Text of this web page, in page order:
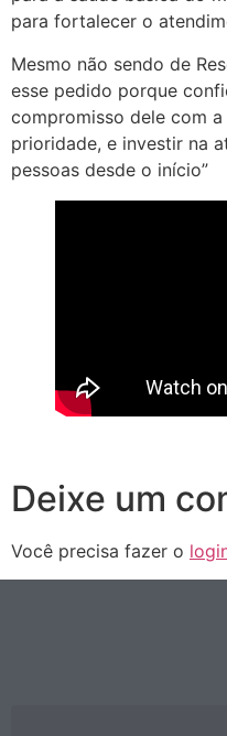
para fortalecer o
Mesmo não sendo de
esse pedido porque
compromisso dele com
prioridade, e investir na
pessoas desde o início”
Deixe um
Você precisa fazer o